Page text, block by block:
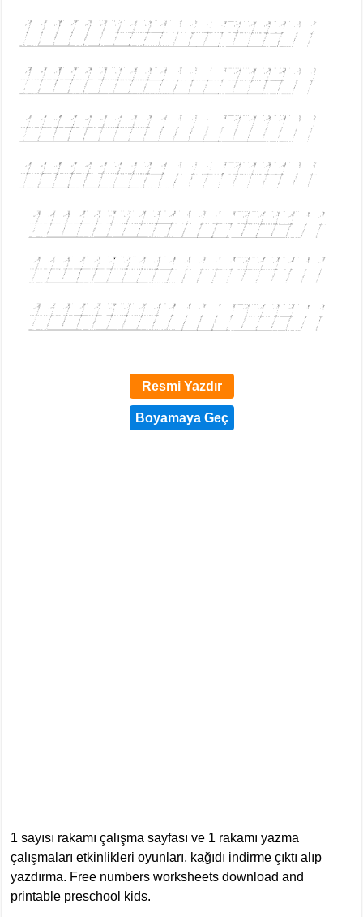
Resmi Yazdır
1 sayısı rakamı çalışma sayfası ve 1 rakamı yazma
çalışmaları etkinlikleri oyunları, kağıdı indirme çıktı alıp
yazdırma. Free numbers worksheets download and
printable preschool kids.